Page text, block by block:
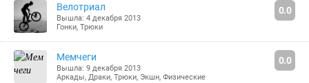
Велотриал
Вышла: 4 декабря 2013
Гонки, Трюки
0.0
Мемчеги
Вышла: 9 декабря 2013
Аркады, Драки, Трюки, Экшн, Физические
0.0